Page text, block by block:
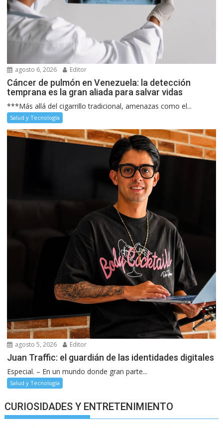
agosto 6, 2026 Editor
Cáncer de pulmón en Venezuela: la detección
temprana es la gran aliada para salvar vidas
***Más allá del cigarrillo tradicional, amenazas como el...
Salud y Tecnología
agosto 5, 2026 Editor
Juan Traffic: el guardián de las identidades digitales
Especial. – En un mundo donde gran parte...
Salud y Tecnología
CURIOSIDADES Y ENTRETENIMIENTO